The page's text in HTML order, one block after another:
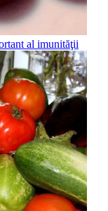
al imunităţii